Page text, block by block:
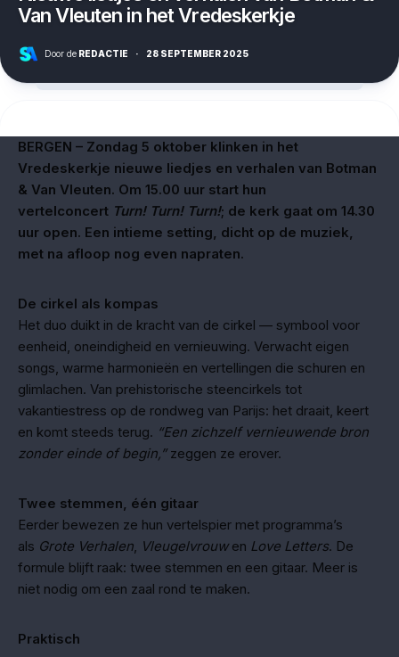
Van Vleuten in het Vredeskerkje
Door de REDACTIE · 28 SEPTEMBER 2025
BERGEN – Zondag 5 oktober klinken in het
Vredeskerkje nieuwe liedjes en verhalen van Botman
& Van Vleuten. Om 15.00 uur start hun
vertelconcert Turn! Turn! Turn!; de kerk gaat om 14.30
uur open. Een intieme setting, dicht op de muziek,
met na afloop nog even napraten.
De cirkel als kompas
Het duo duikt in de kracht van de cirkel — symbool voor
eenheid, oneindigheid en vernieuwing. Verwacht eigen
songs, warme harmonieën en vertellingen die schuren en
glimlachen. Van prehistorische steencirkels tot
vakantiestress op de rondweg van Parijs: het draait, keert
en komt steeds terug. “Een zichzelf vernieuwende bron
zonder einde of begin,”zeggen ze erover.
Twee stemmen, één gitaar
Eerder bewezen ze hun vertelspier met programma’s
als Grote Verhalen, Vleugelvrouwen Love Letters. De
formule blijft raak: twee stemmen en een gitaar. Meer is
niet nodig om een zaal rond te maken.
Praktisch